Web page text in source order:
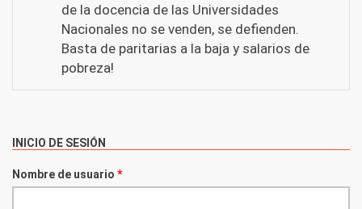
de la docencia de las Universidades
Nacionales no se venden, se defienden.
Basta de paritarias a la baja y salarios de
pobreza!
INICIO DE SESIÓN
Nombre de usuario *